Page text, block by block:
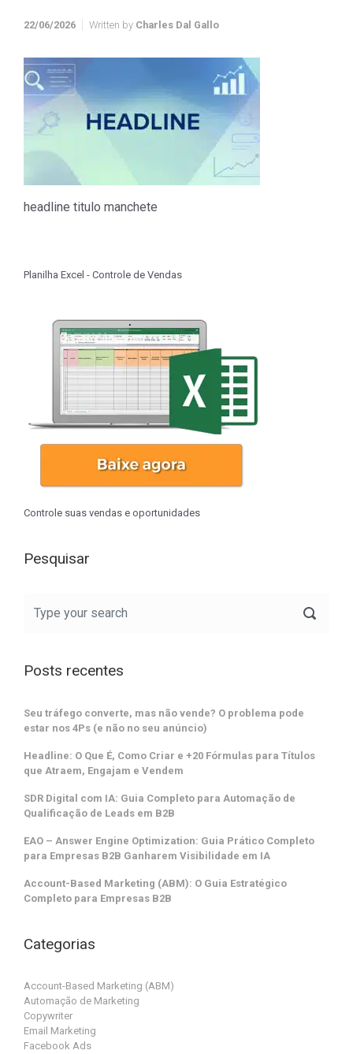
22/06/2026 Written by Charles Dal Gallo
headline titulo manchete
Planilha Excel - Controle de Vendas
Controle suas vendas e oportunidades
Pesquisar
Posts recentes
Seu tráfego converte, mas não vende? O problema pode
estar nos 4Ps (e não no seu anúncio)
Headline: O Que É, Como Criar e +20 Fórmulas para Títulos
que Atraem, Engajam e Vendem
SDR Digital com IA: Guia Completo para Automação de
Qualificação de Leads em B2B
EAO – Answer Engine Optimization: Guia Prático Completo
para Empresas B2B Ganharem Visibilidade em IA
Account-Based Marketing (ABM): O Guia Estratégico
Completo para Empresas B2B
Categorias
Account-Based Marketing (ABM)
Automação de Marketing
Copywriter
Email Marketing
Facebook Ads